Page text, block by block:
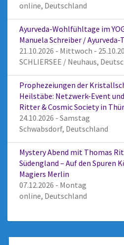
online, Deutschland
Ayurveda-Wohlfühltage im
Manuela Schreiber /
21.10.2026 - Mittwoch -
SCHLIERSEE / Neuhaus,
Prophezeiungen der
Heilstäbe: Netzwerk-Event
Ritter & Cosmic Society in
24.10.2026 - Samstag
Schwabsdorf, Deutschland
Mystery Abend mit Thomas
Südengland – Auf den Spuren
Magiers Merlin
07.12.2026 - Montag
online, Deutschland